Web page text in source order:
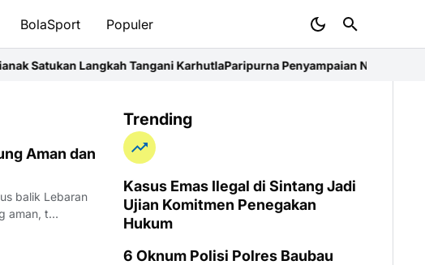
BolaSport Populer
Langkah Tangani KarhutlaParipurna Penyampaian Nota PPAS
Aman dan
balik Lebaran
aman, t…
Trending
Kasus Emas Ilegal di Sintang Jadi
Ujian Komitmen Penegakan
Hukum
6 Oknum Polisi Polres Baubau